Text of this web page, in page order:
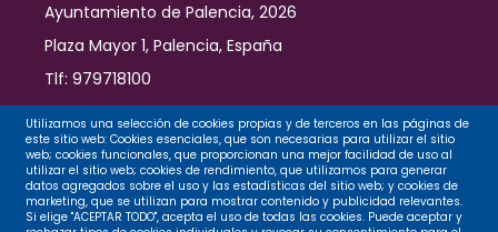
Palencia
Ayuntamiento de Palencia, 2026
Plaza Mayor 1, Palencia, España
Tlf: 979718100
Contacto
Legal
Utilizamos una selección de cookies propias y de terceros en las páginas de
este sitio web: Cookies esenciales, que son necesarias para utilizar el sitio
web; cookies funcionales, que proporcionan una mejor facilidad de uso al
utilizar el sitio web; cookies de rendimiento, que utilizamos para generar
datos agregados sobre el uso y las estadísticas del sitio web; y cookies de
marketing, que se utilizan para mostrar contenido y publicidad relevantes.
Si elige "ACEPTAR TODO", acepta el uso de todas las cookies. Puede aceptar y